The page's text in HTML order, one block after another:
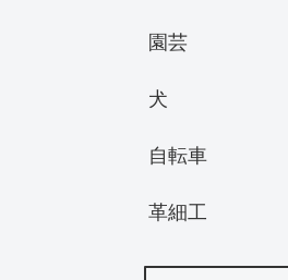
園芸
犬
自転車
革細工